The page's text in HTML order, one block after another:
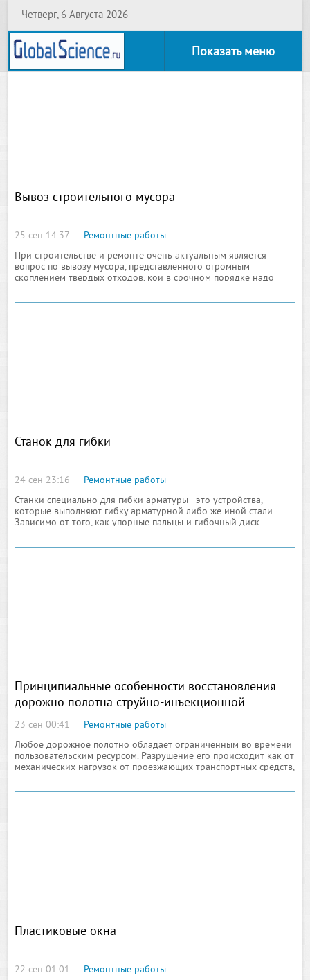
Четверг, 6 Августа 2026
Показать меню
Вывоз строительного мусора
25 сен 14:37
Ремонтные работы
При строительстве и ремонте очень актуальным является
вопрос по вывозу мусора, представленного огромным
скоплением твердых отходов, кои в срочном порядке надо
этих вопросах, скажем, что выбрасывать
Станок для гибки
24 сен 23:16
Ремонтные работы
Станки специально для гибки арматуры - это устройства,
которые выполняют гибку арматурной либо же иной стали.
Зависимо от того, как упорные пальцы и гибочный диск
использоваться могут
Принципиальные особенности восстановления
дорожно полотна струйно-инъекционной
методикой
23 сен 00:41
Ремонтные работы
Любое дорожное полотно обладает ограниченным во времени
пользовательским ресурсом. Разрушение его происходит как от
механических нагрузок от проезжающих транспортных средств,
Пластиковые окна
22 сен 01:01
Ремонтные работы